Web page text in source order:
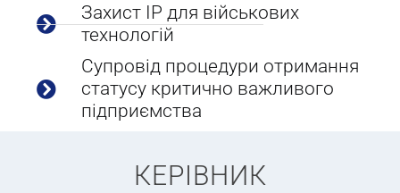
Захист IP для військових
технологій
Супровід процедури отримання
статусу критично важливого
підприємства
КЕРІВНИК